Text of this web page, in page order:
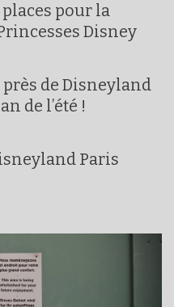
pour la
Disney
de Disneyland
de l’été !
Paris